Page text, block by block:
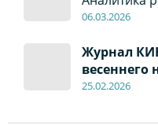
06.03.2026
Журнал
весеннего
25.02.2026